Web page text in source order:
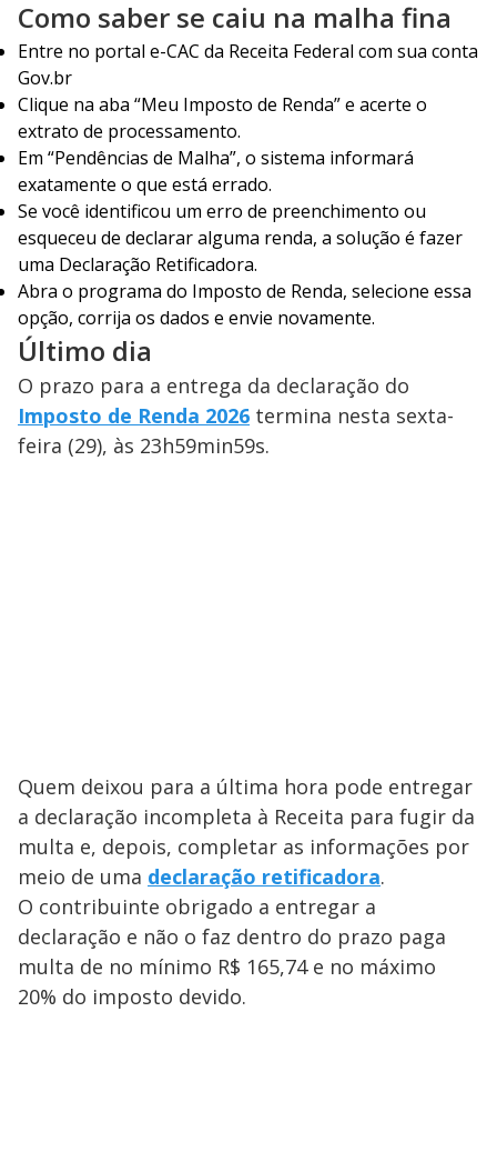
Como saber se caiu na malha fina
Entre no portal e-CAC da Receita Federal com sua conta
Gov.br
Clique na aba “Meu Imposto de Renda” e acerte o
extrato de processamento.
Em “Pendências de Malha”, o sistema informará
exatamente o que está errado.
Se você identificou um erro de preenchimento ou
esqueceu de declarar alguma renda, a solução é fazer
uma Declaração Retificadora.
Abra o programa do Imposto de Renda, selecione essa
opção, corrija os dados e envie novamente.
Último dia
O prazo para a entrega da declaração do
Imposto de Renda 2026 termina nesta sexta-
feira (29), às 23h59min59s.
Quem deixou para a última hora pode entregar
a declaração incompleta à Receita para fugir da
multa e, depois, completar as informações por
meio de uma declaração retificadora.
O contribuinte obrigado a entregar a
declaração e não o faz dentro do prazo paga
multa de no mínimo R$ 165,74 e no máximo
20% do imposto devido.